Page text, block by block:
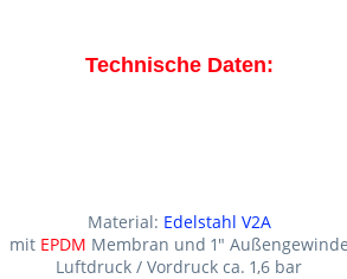
Technische Daten:
Material: Edelstahl V2A
mit EPDM Membran und 1" Außengewinde
Luftdruck / Vordruck ca. 1,6 bar